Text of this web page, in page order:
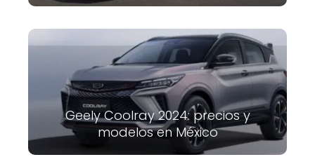
Geely Coolray 2024: precios y
modelos en México